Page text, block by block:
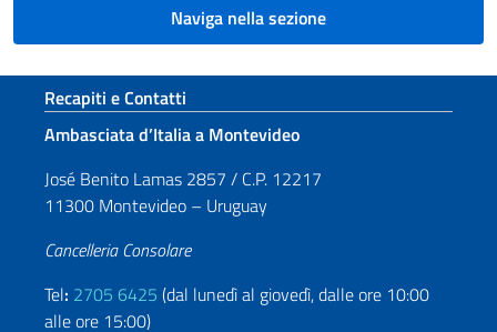
Naviga nella sezione
Sezione footer
Recapiti e Contatti
Ambasciata d’Italia a Montevideo
José Benito Lamas 2857 / C.P. 12217
11300 Montevideo – Uruguay
Cancelleria Consolare
Tel: 2705 6425 (dal lunedì al giovedì, dalle ore 10:00
alle ore 15:00)